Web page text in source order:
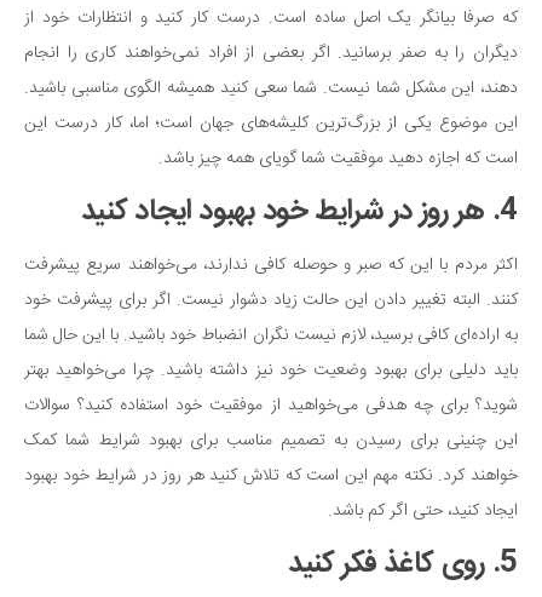
که صرفا بیانگر یک اصل ساده است. درست کار کنید و انتظارات خود از
دیگران را به صفر برسانید. اگر بعضی از افراد نمی‌خواهند کاری را انجام
دهند، این مشکل شما نیست. شما سعی کنید همیشه الگوی مناسبی باشید.
این موضوع یکی از بزرگ‌ترین کلیشه‌های جهان است؛ اما، کار درست این
است که اجازه دهید موفقیت شما گویای همه چیز باشد.
4. هر روز در شرایط خود بهبود ایجاد کنید
اکثر مردم با این که صبر و حوصله کافی ندارند، می‌خواهند سریع پیشرفت
کنند. البته تغییر دادن این حالت زیاد دشوار نیست. اگر برای پیشرفت خود
به اراده‌ای کافی برسید، لازم نیست نگران انضباط خود باشید. با این حال شما
باید دلیلی برای بهبود وضعیت خود نیز داشته باشید. چرا می‌خواهید بهتر
شوید؟ برای چه هدفی می‌خواهید از موفقیت خود استفاده کنید؟ سوالات
این چنینی برای رسیدن به تصمیم مناسب برای بهبود شرایط شما کمک
خواهند کرد. نکته مهم این است که تلاش کنید هر روز در شرایط خود بهبود
ایجاد کنید، حتی اگر کم باشد.
5. روی کاغذ فکر کنید